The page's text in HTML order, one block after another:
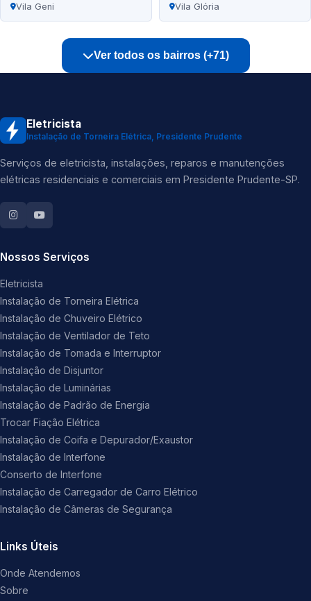
Vila Geni Vila Glória
Ver todos os bairros (+71)
Eletricista
Instalação de Torneira Elétrica, Presidente Prudente
Serviços de eletricista, instalações, reparos e manutenções
elétricas residenciais e comerciais em Presidente Prudente-SP.
Nossos Serviços
Eletricista
Instalação de Torneira Elétrica
Instalação de Chuveiro Elétrico
Instalação de Ventilador de Teto
Instalação de Tomada e Interruptor
Instalação de Disjuntor
Instalação de Luminárias
Instalação de Padrão de Energia
Trocar Fiação Elétrica
Instalação de Coifa e Depurador/Exaustor
Instalação de Interfone
Conserto de Interfone
Instalação de Carregador de Carro Elétrico
Instalação de Câmeras de Segurança
Links Úteis
Onde Atendemos
Sobre